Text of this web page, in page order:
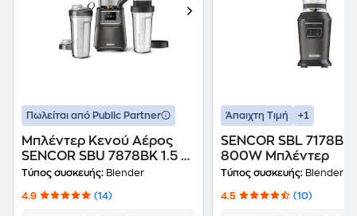
Πωλείται από Public Partner
Μπλέντερ Κενού Αέρος
SENCOR SBU 7878BK 1.5 L
1500 W με 2 Φιάλες
Τύπος συσκευής: Blender
4.9 (14)
Άπαιχτη Τιμή +1
SENCOR SBL
800W Μπλέντερ
Τύπος συσκευής: Blender
4.5 (10)